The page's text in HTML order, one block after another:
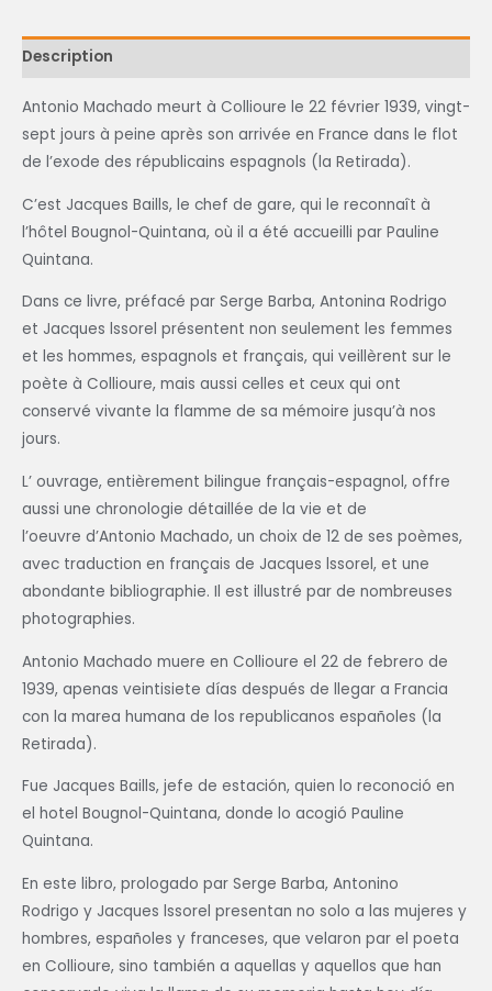
Description
Antonio Machado meurt à Collioure le 22 février 1939, vingt-
sept jours à peine après son arrivée en France dans le flot
de l’exode des républicains espagnols (la Retirada).
C’est Jacques Baills, le chef de gare, qui le reconnaît à
l’hôtel Bougnol-Quintana, où il a été accueilli par Pauline
Quintana.
Dans ce livre, préfacé par Serge Barba, Antonina Rodrigo
et Jacques lssorel présentent non seulement les femmes
et les hommes, espagnols et français, qui veillèrent sur le
poète à Collioure, mais aussi celles et ceux qui ont
conservé vivante la flamme de sa mémoire jusqu’à nos
jours.
L’ ouvrage, entièrement bilingue français-espagnol, offre
aussi une chronologie détaillée de la vie et de
l’oeuvre d’Antonio Machado, un choix de 12 de ses poèmes,
avec traduction en français de Jacques lssorel, et une
abondante bibliographie. Il est illustré par de nombreuses
photographies.
Antonio Machado muere en Collioure el 22 de febrero de
1939, apenas veintisiete días después de llegar a Francia
con la marea humana de los republicanos españoles (la
Retirada).
Fue Jacques Baills, jefe de estación, quien lo reconoció en
el hotel Bougnol-Quintana, donde lo acogió Pauline
Quintana.
En este libro, prologado par Serge Barba, Antonino
Rodrigo y Jacques lssorel presentan no solo a las mujeres y
hombres, españoles y franceses, que velaron par el poeta
en Collioure, sino también a aquellas y aquellos que han